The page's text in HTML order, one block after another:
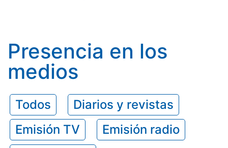
Presencia en los
medios
Todos
Diarios y revistas
Emisión TV
Emisión radio